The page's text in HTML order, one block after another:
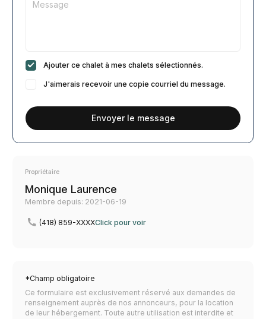
Propriétaire
Monique Laurence
Membre depuis: 2021-06-19
(418) 859-XXXXClick pour voir
*Champ obligatoire
Ce formulaire est exclusivement réservé aux demandes de
renseignement auprès de nos annonceurs, pour la location
de leur hébergement. Toute autre utilisation est interdite et
Ajouter ce chalet à mes chalets sélectionnés.
J'aimerais recevoir une copie courriel du message.
Envoyer le message